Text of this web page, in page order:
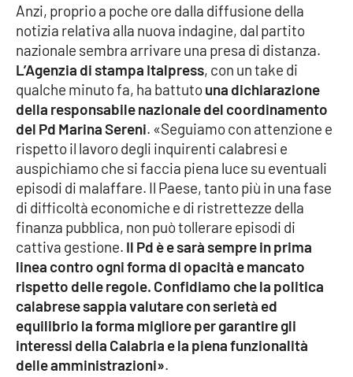
Reggio Calabria
Cosenza
Lamezia Terme
PROGETTI
SPECIALI
Buona Sanità Calabria
LA
CALABRIAVISIONE
Destinazioni
Eventi
Food
Anzi, proprio a poche ore dalla diffusione della
notizia relativa alla nuova indagine, dal partito
nazionale sembra arrivare una presa di distanza.
L’Agenzia di stampa Italpress, con un take di
qualche minuto fa, ha battutouna dichiarazione
della responsabile nazionale del coordinamento
del Pd Marina Sereni. «Seguiamo con attenzione e
rispetto il lavoro degli inquirenti calabresi e
auspichiamo che si faccia piena luce su eventuali
episodi di malaffare. Il Paese, tanto più in una fase
di difficoltà economiche e di ristrettezze della
finanza pubblica, non può tollerare episodi di
cattiva gestione. Il Pd è e sarà sempre in prima
linea contro ogni forma di opacità e mancato
rispetto delle regole. Confidiamo che la politica
calabrese sappia valutare con serietà ed
equilibrio la forma migliore per garantire gli
interessi della Calabria e la piena funzionalità
delle amministrazioni».